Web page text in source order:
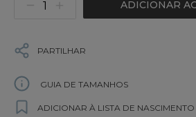
ADICIONAR
PARTILHAR
GUIA DE TAMANHOS
ADICIONAR À LISTA DE NASCIMENTO